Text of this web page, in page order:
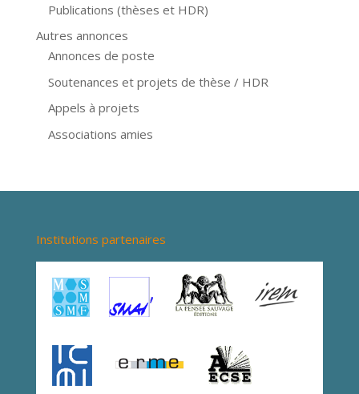
Publications (thèses et HDR)
Autres annonces
Annonces de poste
Soutenances et projets de thèse / HDR
Appels à projets
Associations amies
Institutions partenaires